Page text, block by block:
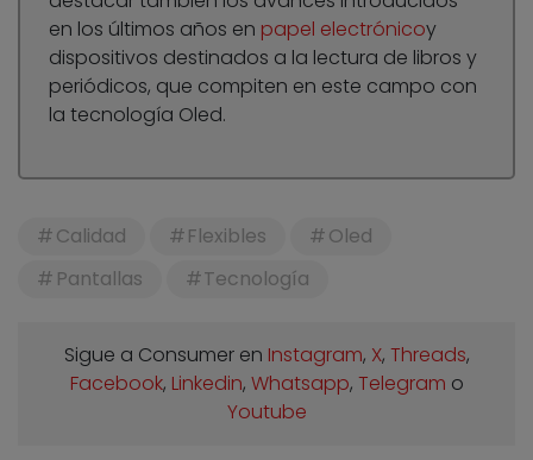
en los últimos años en papel electrónicoy
dispositivos destinados a la lectura de libros y
periódicos, que compiten en este campo con
la tecnología Oled.
Calidad Flexibles
Oled
Pantallas
Tecnología
Sigue a Consumer en Instagram, X, Threads,
Facebook, Linkedin, Whatsapp, Telegram o
Youtube